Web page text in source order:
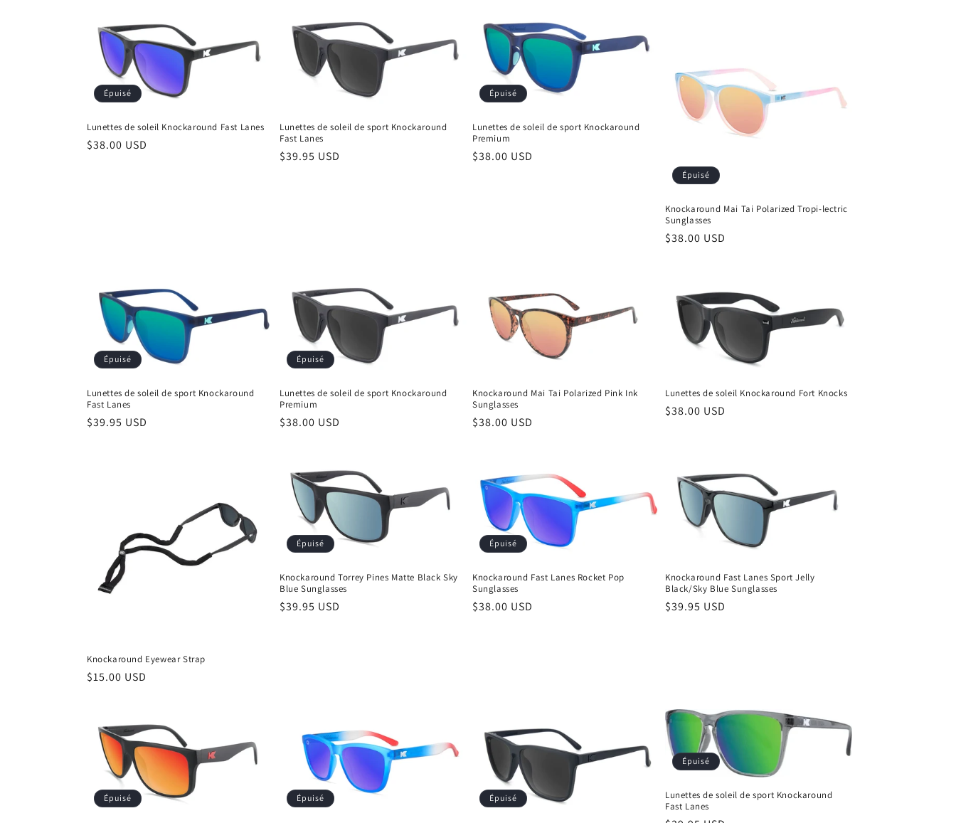
e
t
i
Épuisé
Lunettes de soleil Knockaround Fast Lanes
Prix
$38.00 USD
Lunettes de soleil de sport Knockaround
Fast Lanes
Prix
$39.95 USD
Épuisé
Lunettes de soleil de sport Knockaround
Premium
Prix
$38.00 USD
Épuisé
Knockaround Mai Tai Polarized Tropi-lectric
Sunglasses
Prix
$38.00 USD
Épuisé
Lunettes de soleil de sport Knockaround
Fast Lanes
Prix
$39.95 USD
Épuisé
Lunettes de soleil de sport Knockaround
Premium
Prix
$38.00 USD
Knockaround Mai Tai Polarized Pink Ink
Sunglasses
Prix
$38.00 USD
Lunettes de soleil Knockaround Fort Knocks
Prix
$38.00 USD
Knockaround Eyewear Strap
Prix
$15.00 USD
Épuisé
Knockaround Torrey Pines Matte Black Sky
Blue Sunglasses
Prix
$39.95 USD
Épuisé
Knockaround Fast Lanes Rocket Pop
Sunglasses
Prix
$38.00 USD
Knockaround Fast Lanes Sport Jelly
Black/Sky Blue Sunglasses
Prix
$39.95 USD
Épuisé Épuisé Épuisé
Épuisé
Lunettes de soleil de sport Knockaround
Fast Lanes